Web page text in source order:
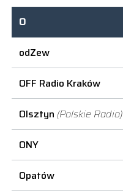
O
odZew
OFF Radio Kraków
Olsztyn (Polskie Radio)
ONY
Opatów